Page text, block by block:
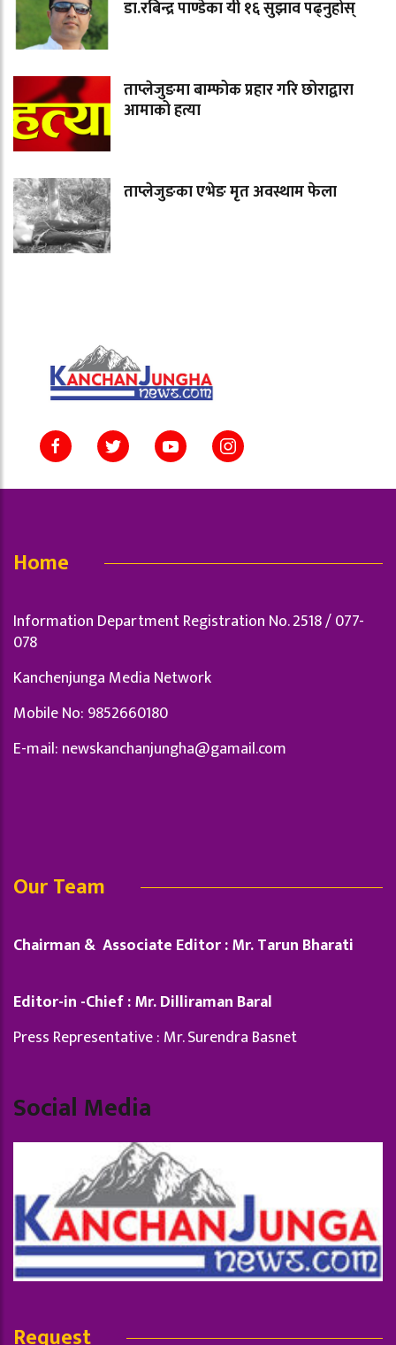
डा.रबिन्द्र पाण्डेका यी १६ सुझाव पढ्नुहोस्
ताप्लेजुङमा बाम्फोक प्रहार गरि छोराद्वारा
आमाको हत्या
ताप्लेजुङका एभेङ मृत अवस्थाम फेला
Home
Information Department Registration No. 2518 / 077-
078
Kanchenjunga Media Network
Mobile No: 9852660180
E-mail: newskanchanjungha@gamail.com
Our Team
Chairman & Associate Editor : Mr. Tarun Bharati
Editor-in -Chief : Mr. Dilliraman Baral
Press Representative : Mr. Surendra Basnet
Social Media